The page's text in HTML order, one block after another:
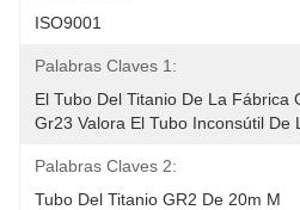
ISO9001
Palabras Claves 1:
El Tubo Del Titanio De La Fábrica
Gr23 Valora El Tubo Inconsútil De
Palabras Claves 2:
Tubo Del Titanio GR2 De 20m M